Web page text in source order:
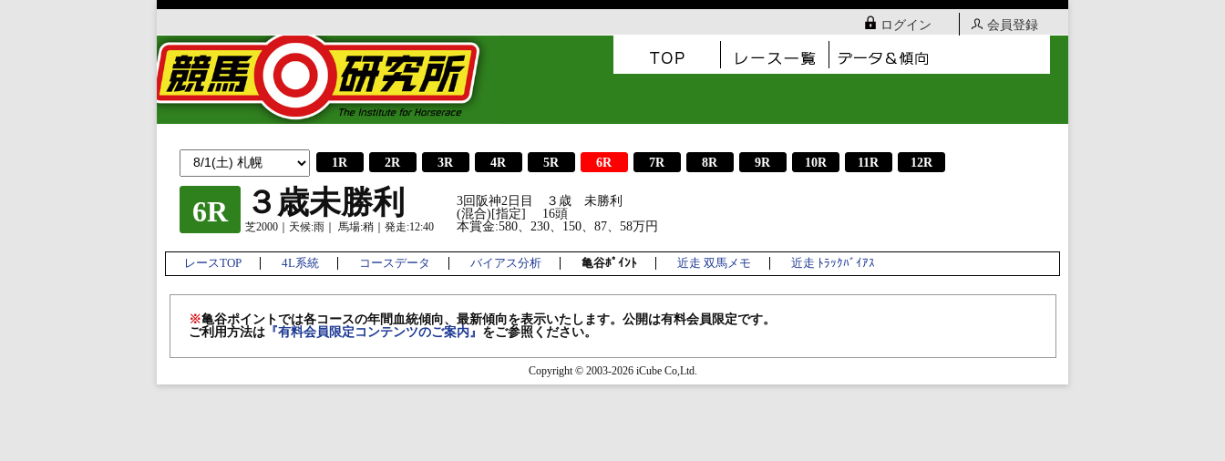
ログイン 会員登録
1R 2R 3R 4R 5R 6R 7R 8R 9R 10R 11R 12R
6R ３歳未勝利
芝2000｜天候:雨｜ 馬場:稍｜発走:12:40
3回阪神2日目 ３歳 未勝利
(混合)[指定] 16頭
本賞金:580、230、150、87、58万円
レースTOP 4L系統 コースデータ バイアス分析 亀谷ﾎﾟｲﾝﾄ 近走 双馬メモ 近走 ﾄﾗｯｸﾊﾞｲｱｽ
※亀谷ポイントでは各コースの年間血統傾向、最新傾向を表示いたします。公開は有料会員限定です。
ご利用方法は『有料会員限定コンテンツのご案内』 をご参照ください。
Copyright © 2003-2026 iCube Co,Ltd.